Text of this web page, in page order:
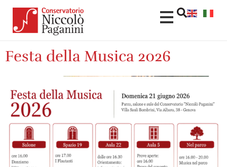
contenuto
Festa della Musica 2026